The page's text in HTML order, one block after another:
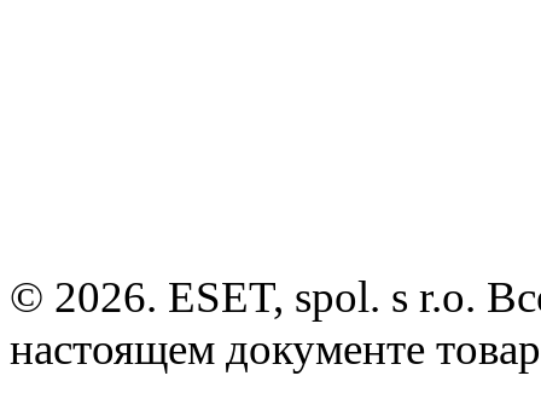
© 2026. ESET, spol. s r.o.
настоящем документе